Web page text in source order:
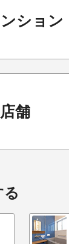
ション
店舗